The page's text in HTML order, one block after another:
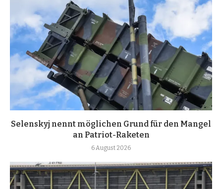
Selenskyj nennt möglichen Grund für den Mangel
an Patriot-Raketen
6 August 2026